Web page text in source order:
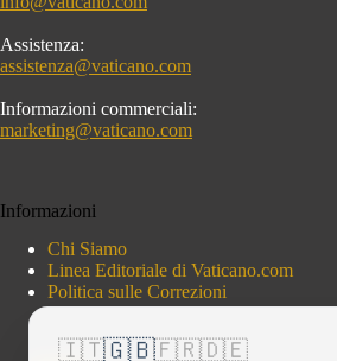
Assistenza:
assistenza@vaticano.com
Informazioni commerciali:
marketing@vaticano.com
Informazioni
Chi Siamo
Linea Editoriale di Vaticano.com
Politica sulle Correzioni
🇮🇹🇬🇧🇫🇷🇩🇪